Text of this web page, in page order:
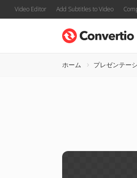
Video Editor Add Subtitles to Video
ホーム プレゼンテー